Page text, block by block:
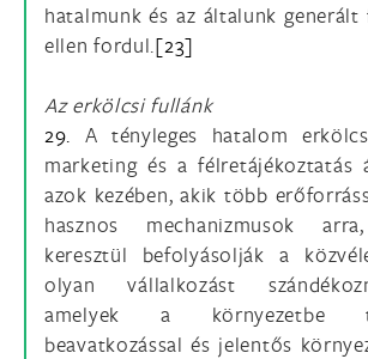
hatalmunk és az általunk generált
ellen fordul.[23]
Az erkölcsi fullánk
29. A tényleges hatalom
marketing és a félretájékoztatás
azok kezében, akik több
hasznos mechanizmusok
keresztül befolyásolják a
olyan vállalkozást
amelyek a környezetbe
beavatkozással és jelentős